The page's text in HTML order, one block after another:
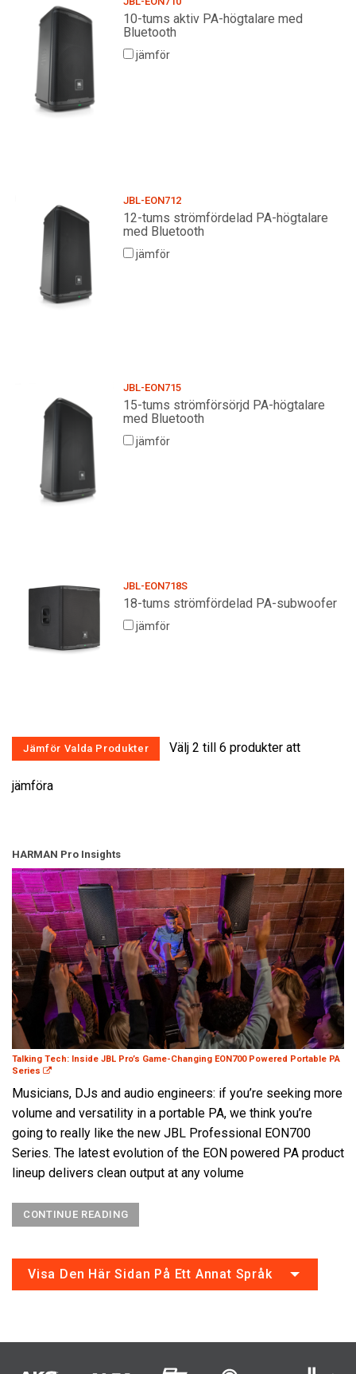
10-tums aktiv PA-högtalare med
Bluetooth
jämför
JBL-EON712
12-tums strömfördelad PA-högtalare
med Bluetooth
jämför
JBL-EON715
15-tums strömförsörjd PA-högtalare
med Bluetooth
jämför
JBL-EON718S
18-tums strömfördelad PA-subwoofer
jämför
Välj 2 till 6 produkter att
jämföra
HARMAN Pro Insights
Talking Tech: Inside JBL Pro’s Game-Changing EON700 Powered Portable PA
Series
Musicians, DJs and audio engineers: if you’re seeking more
volume and versatility in a portable PA, we think you’re
going to really like the new JBL Professional EON700
Series. The latest evolution of the EON powered PA product
lineup delivers clean output at any volume
CONTINUE READING
Visa Den Här Sidan På Ett Annat Språk